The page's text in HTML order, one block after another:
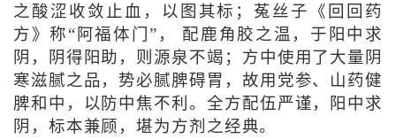
之酸涩收敛止血，以图其标；菟丝子《回回药
方》称“阿福体门”， 配鹿角胶之温，于阳中求
阴，阴得阳助，则源泉不竭；方中使用了大量阴
寒滋腻之品，势必腻脾碍胃，故用党参、山药健
脾和中，以防中焦不利。全方配伍严谨，阳中求
阴，标本兼顾，堪为方剂之经典。